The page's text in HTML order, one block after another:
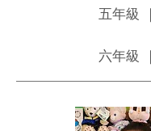
五年級 ｜
六年級 ｜